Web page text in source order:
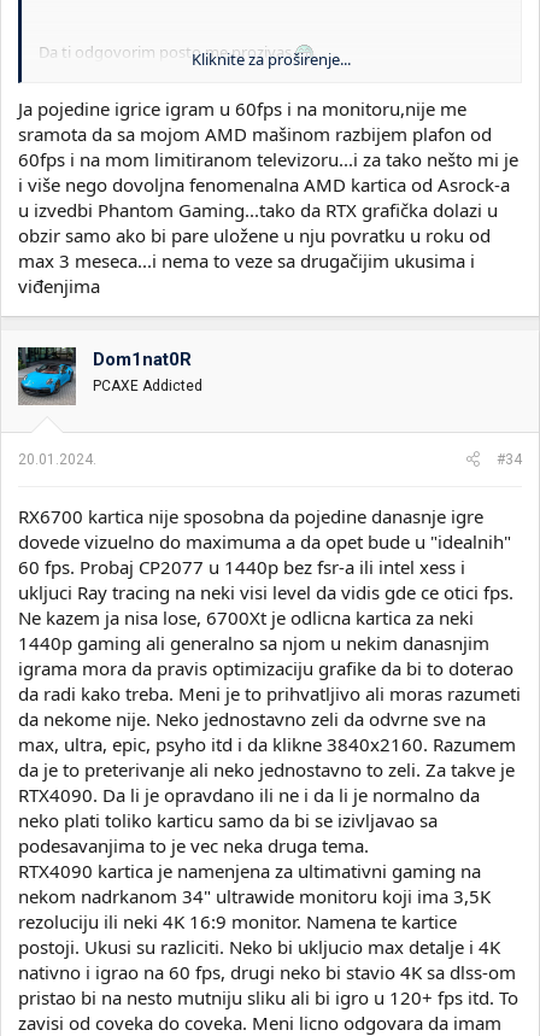
Da ti odgovorim posto me prozivas
Jesi razmisljao mozda da neko ima 4K TV i da njemu zeli da odigra
kako treba. Namena kartice je 4K 60+ fps. Tako mozemo u
nedogled da pisemo jer ja imam drugacije vidjenje stvari. Bacio
sam pogled na jedan YT klip od Hardware unboxing i vido da u
njihovim testovima sa ryzen 7800X3D i RX6800 jedna igra koju ja
zelim da odigram ima 57fps avg. To znaci da kada bih kupio tu
karticu
vec sad
bih imao problem da nesto pokrenem u 60fps sa
max detaljima na 1440p. Sta ce biti za recimo 2 godine? Pa
primera radi je ne vidim namenu ove 6800 kartice recimo.
Kliknite za proširenje...
Ja pojedine igrice igram u 60fps i na monitoru,nije me
sramota da sa mojom AMD mašinom razbijem plafon od
60fps i na mom limitiranom televizoru...i za tako nešto mi je
i više nego dovoljna fenomenalna AMD kartica od Asrock-a
u izvedbi Phantom Gaming...tako da RTX grafička dolazi u
obzir samo ako bi pare uložene u nju povratku u roku od
max 3 meseca...i nema to veze sa drugačijim ukusima i
viđenjima
Dom1nat0R
PCAXE Addicted
20.01.2024. #34
RX6700 kartica nije sposobna da pojedine danasnje igre
dovede vizuelno do maximuma a da opet bude u "idealnih"
60 fps. Probaj CP2077 u 1440p bez fsr-a ili intel xess i
ukljuci Ray tracing na neki visi level da vidis gde ce otici fps.
Ne kazem ja nisa lose, 6700Xt je odlicna kartica za neki
1440p gaming ali generalno sa njom u nekim danasnjim
igrama mora da pravis optimizaciju grafike da bi to doterao
da radi kako treba. Meni je to prihvatljivo ali moras razumeti
da nekome nije. Neko jednostavno zeli da odvrne sve na
max, ultra, epic, psyho itd i da klikne 3840x2160. Razumem
da je to preterivanje ali neko jednostavno to zeli. Za takve je
RTX4090. Da li je opravdano ili ne i da li je normalno da
neko plati toliko karticu samo da bi se izivljavao sa
podesavanjima to je vec neka druga tema.
RTX4090 kartica je namenjena za ultimativni gaming na
nekom nadrkanom 34" ultrawide monitoru koji ima 3,5K
rezoluciju ili neki 4K 16:9 monitor. Namena te kartice
postoji. Ukusi su razliciti. Neko bi ukljucio max detalje i 4K
nativno i igrao na 60 fps, drugi neko bi stavio 4K sa dlss-om
pristao bi na nesto mutniju sliku ali bi igro u 120+ fps itd. To
zavisi od coveka do coveka. Meni licno odgovara da imam